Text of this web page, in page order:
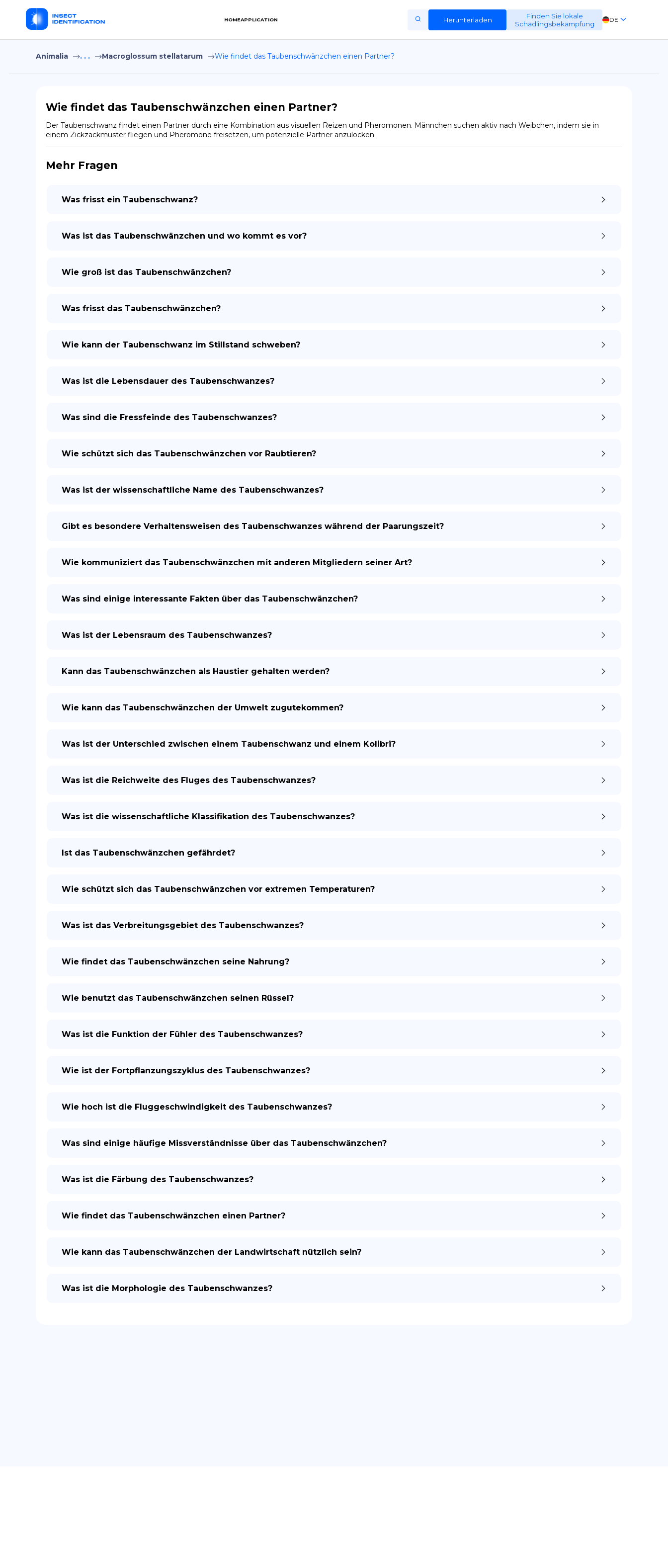
HOMEAPPLICATION Herunterladen
Finden Sie lokale
Schädlingsbekämpfung
DE
EN
Home
Terms of Use
Privacy Policy
DE
Animalia . . . Macroglossum stellatarum Wie findet das Taubenschwänzchen einen Partner?
Wie findet das Taubenschwänzchen einen Partner?
Der Taubenschwanz findet einen Partner durch eine Kombination aus visuellen Reizen und Pheromonen. Männchen suchen aktiv nach Weibchen, indem sie in
einem Zickzackmuster fliegen und Pheromone freisetzen, um potenzielle Partner anzulocken.
Mehr Fragen
Was frisst ein Taubenschwanz?
Was ist das Taubenschwänzchen und wo kommt es vor?
Wie groß ist das Taubenschwänzchen?
Was frisst das Taubenschwänzchen?
Wie kann der Taubenschwanz im Stillstand schweben?
Was ist die Lebensdauer des Taubenschwanzes?
Was sind die Fressfeinde des Taubenschwanzes?
Wie schützt sich das Taubenschwänzchen vor Raubtieren?
Was ist der wissenschaftliche Name des Taubenschwanzes?
Gibt es besondere Verhaltensweisen des Taubenschwanzes während der Paarungszeit?
Wie kommuniziert das Taubenschwänzchen mit anderen Mitgliedern seiner Art?
Was sind einige interessante Fakten über das Taubenschwänzchen?
Was ist der Lebensraum des Taubenschwanzes?
Kann das Taubenschwänzchen als Haustier gehalten werden?
Wie kann das Taubenschwänzchen der Umwelt zugutekommen?
Was ist der Unterschied zwischen einem Taubenschwanz und einem Kolibri?
Was ist die Reichweite des Fluges des Taubenschwanzes?
Was ist die wissenschaftliche Klassifikation des Taubenschwanzes?
Ist das Taubenschwänzchen gefährdet?
Wie schützt sich das Taubenschwänzchen vor extremen Temperaturen?
Was ist das Verbreitungsgebiet des Taubenschwanzes?
Wie findet das Taubenschwänzchen seine Nahrung?
Wie benutzt das Taubenschwänzchen seinen Rüssel?
Was ist die Funktion der Fühler des Taubenschwanzes?
Wie ist der Fortpflanzungszyklus des Taubenschwanzes?
Wie hoch ist die Fluggeschwindigkeit des Taubenschwanzes?
Was sind einige häufige Missverständnisse über das Taubenschwänzchen?
Was ist die Färbung des Taubenschwanzes?
Wie findet das Taubenschwänzchen einen Partner?
Wie kann das Taubenschwänzchen der Landwirtschaft nützlich sein?
Was ist die Morphologie des Taubenschwanzes?